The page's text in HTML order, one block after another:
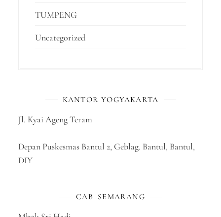
TUMPENG
Uncategorized
KANTOR YOGYAKARTA
Jl. Kyai Ageng Teram
Depan Puskesmas Bantul 2, Geblag. Bantul, Bantul,
DIY
CAB. SEMARANG